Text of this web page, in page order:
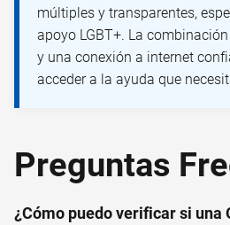
múltiples y transparentes,
apoyo LGBT+. La
y una conexión a internet
acceder a la ayuda que
Preguntas
¿Cómo puedo verificar si una